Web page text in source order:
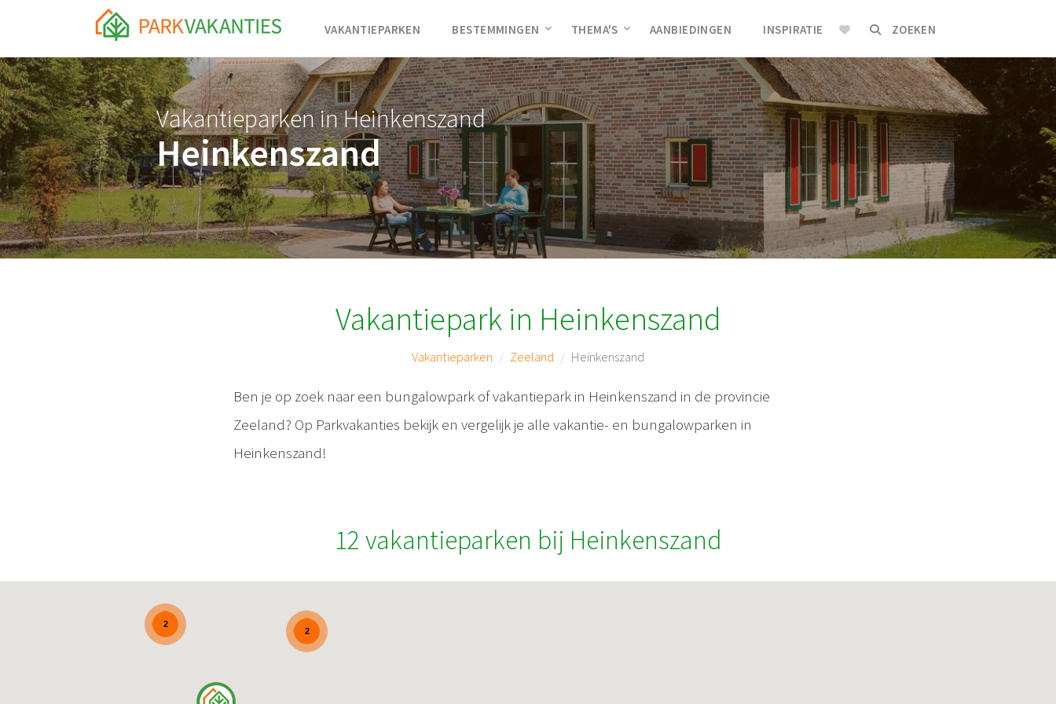
VAKANTIEPARKEN BESTEMMINGEN THEMA'S AANBIEDINGEN INSPIRATIE ZOEKEN
Vakantieparken in Heinkenszand
Heinkenszand
Vakantiepark in Heinkenszand
Vakantieparken Zeeland Heinkenszand
Ben je op zoek naar een bungalowpark of vakantiepark in Heinkenszand in de provincie
Zeeland? Op Parkvakanties bekijk en vergelijk je alle vakantie- en bungalowparken in
Heinkenszand!
12 vakantieparken bij Heinkenszand
2
2